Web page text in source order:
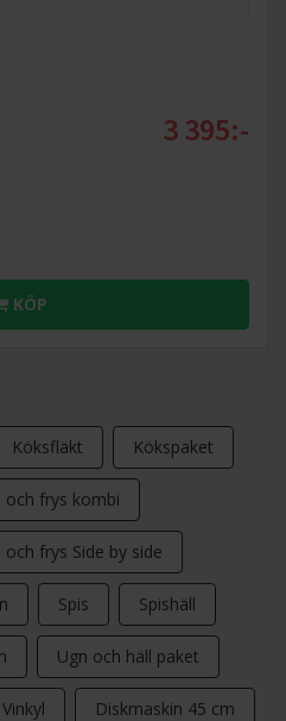
3 395:-
KÖP
Köksfläkt Kökspaket
och frys kombi
och frys Side by side
Spis Spishäll
Ugn och häll paket
Vinkyl Diskmaskin 45 cm